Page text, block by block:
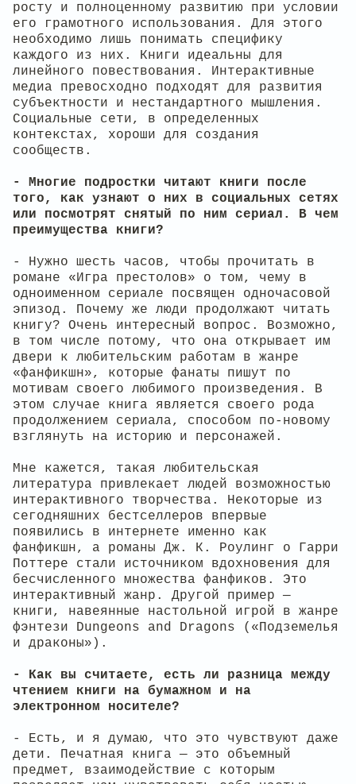
росту и полноценному развитию при условии
его грамотного использования. Для этого
необходимо лишь понимать специфику
каждого из них. Книги идеальны для
линейного повествования. Интерактивные
медиа превосходно подходят для развития
субъектности и нестандартного мышления.
Социальные сети, в определенных
контекстах, хороши для создания
сообществ.
- Многие подростки читают книги после
того, как узнают о них в социальных сетях
или посмотрят снятый по ним сериал. В чем
преимущества книги?
- Нужно шесть часов, чтобы прочитать в
романе «Игра престолов» о том, чему в
одноименном сериале посвящен одночасовой
эпизод. Почему же люди продолжают читать
книгу? Очень интересный вопрос. Возможно,
в том числе потому, что она открывает им
двери к любительским работам в жанре
«фанфикшн», которые фанаты пишут по
мотивам своего любимого произведения. В
этом случае книга является своего рода
продолжением сериала, способом по-новому
взглянуть на историю и персонажей.
Мне кажется, такая любительская
литература привлекает людей возможностью
интерактивного творчества. Некоторые из
сегодняшних бестселлеров впервые
появились в интернете именно как
фанфикшн, а романы Дж. К. Роулинг о Гарри
Поттере стали источником вдохновения для
бесчисленного множества фанфиков. Это
интерактивный жанр. Другой пример —
книги, навеянные настольной игрой в жанре
фэнтези Dungeons and Dragons («Подземелья
и драконы»).
- Как вы считаете, есть ли разница между
чтением книги на бумажном и на
электронном носителе?
- Есть, и я думаю, что это чувствуют даже
дети. Печатная книга — это объемный
предмет, взаимодействие с которым